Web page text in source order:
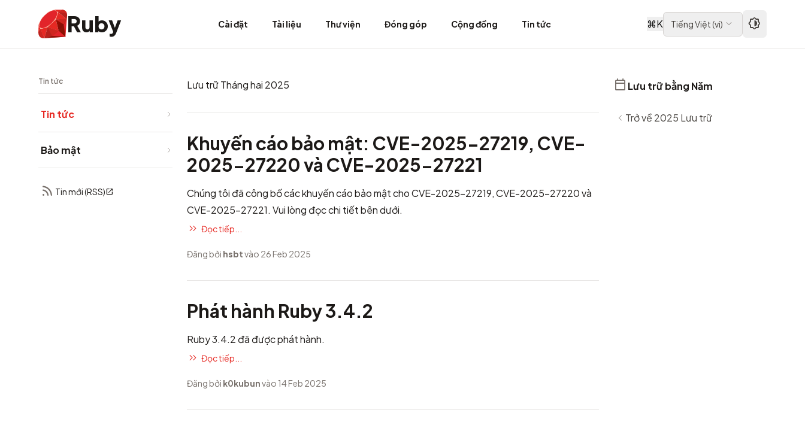
Ruby Cài đặt Tài liệu Thư viện Đóng góp Cộng đồng Tin tức ⌘K Tiếng Việt(vi)
Tin tức
Tin tức
Bảo mật
Tin mới (RSS)
Lưu trữ Tháng hai 2025
Khuyến cáo bảo mật: CVE-2025-27219, CVE-
2025-27220 và CVE-2025-27221
Chúng tôi đã công bố các khuyến cáo bảo mật cho CVE-2025-27219, CVE-2025-27220 và
CVE-2025-27221. Vui lòng đọc chi tiết bên dưới.
Đọc tiếp...
Đăng bởi hsbtvào 26 Feb 2025
Phát hành Ruby 3.4.2
Ruby 3.4.2 đã được phát hành.
Đọc tiếp...
Đăng bởi k0kubunvào 14 Feb 2025
Lưu trữ bằng Năm
Trở về 2025 Lưu trữ